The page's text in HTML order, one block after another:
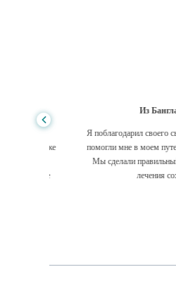
Из
Я поблагодарил своего
помогли мне в моем
Мы сделали правильный
лечения